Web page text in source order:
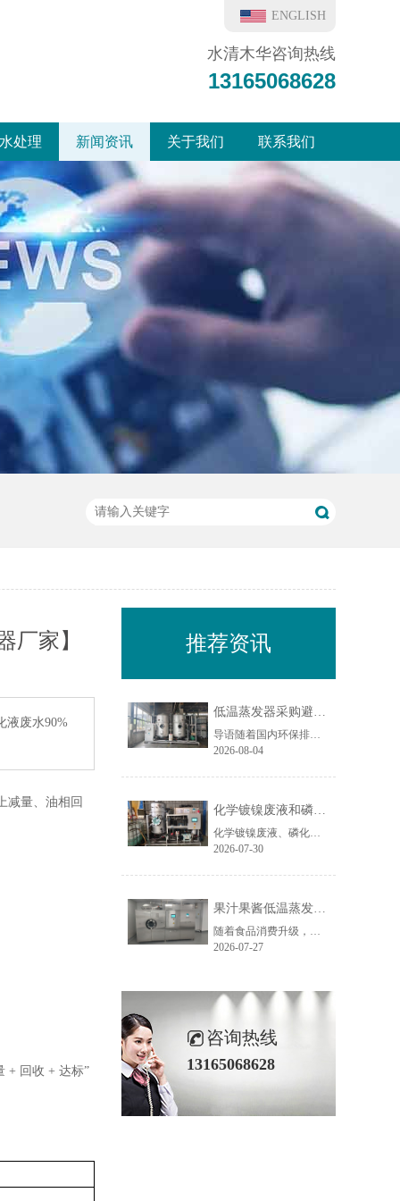
ENGLISH
水清木华咨询热线
13165068628
处理 新闻资讯 关于我们 联系我们
厂家】
液废水90%
减量、油相回
+ 回收 + 达标”
推荐资讯
低温蒸发器采购避坑指南：工业废水蒸发设备选型10大坑
导语随着国内环保排放标准持续收紧，工业废液减量、资源化回用与废水零排放（ZLD）成为制造企业的刚性需求，低温蒸发器凭借低温负压运行、能耗可控、适配场景广的特点，被广泛应用于电镀、化工、机械加工、食品加工等行业的废水处理场景。尤其在制造业密集区域，越来越多企业选择低温蒸发器实现废水减量化与水资源回......
2026-08-04
化学镀镍废液和磷化废液如何降低危废处置成本？2 吨/天低温蒸发案例年节省超100万
化学镀镍废液、磷化废液处理成本越来越高，企业如何降低危废处置费用？随着环保监管不断加强，金属表面处理行业产生的化学镀镍废液、磷化废液、电镀废液等高浓度废液，通常被列为危险废物，需要委托具有资质的单位进行处置。近年来，危废委外价格持续上涨，对于每天都会产生高浓度废液的企业而言，委外处置费用已经成......
2026-07-30
果汁果酱低温蒸发浓缩设备选型指南：六大核心因素全面解析
随着食品消费升级，NFC果汁、天然果酱、鲜果浆等高附加值果蔬制品的市场需求持续增长，终端市场对产品的天然风味、原生色泽与营养保留度提出了更高要求。低温真空蒸发浓缩技术凭借30℃以下温和提浓的技术优势，成为热敏性食品物料浓缩的主流方案，而选对适配的低温蒸发设备，是保障产品品质、提升生产效益的关键。在......
2026-07-27
咨询热线
13165068628